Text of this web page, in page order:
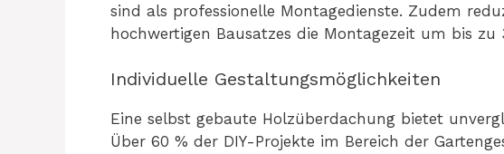
sind als professionelle Montagedienste. Zudem
hochwertigen Bausatzes die Montagezeit um bis zu
Individuelle Gestaltungsmöglichkeiten
Eine selbst gebaute Holzüberdachung bietet
Über 60 % der DIY-Projekte im Bereich der